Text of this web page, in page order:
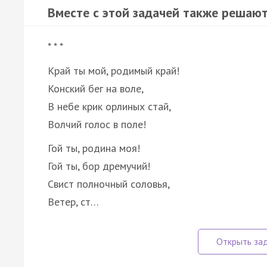
Вместе с этой задачей также
* * *
Край ты мой, родимый край!
Конский бег на воле,
В небе крик орлиных стай,
Волчий голос в поле!
Гой ты, родина моя!
Гой ты, бор дремучий!
Свист полночный соловья,
Ветер, ст…